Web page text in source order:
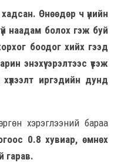
Өнөөдөр ч үнийн
наадам болох гэж буй
боодог хийх гээд
энэхүү эрэлтээс үүсэж
иргэдийн дунд
хэрэглээний бараа
0.8 хувиар, өмнөх
гарав.